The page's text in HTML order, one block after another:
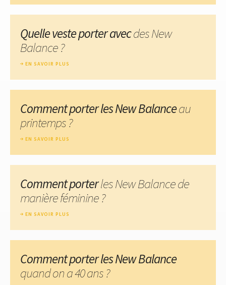
Quelle veste porter avecdes New
Balance ?
EN SAVOIR PLUS
Comment porter les New Balanceau
printemps ?
EN SAVOIR PLUS
Comment porterles New Balance de
manière féminine ?
EN SAVOIR PLUS
Comment porter les New Balance
quand on a 40 ans ?